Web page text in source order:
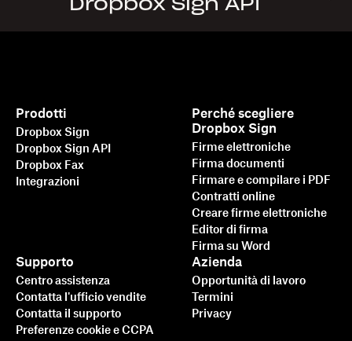
Dropbox Sign API
Prodotti
Dropbox Sign
Dropbox Sign API
Dropbox Fax
Integrazioni
Perché scegliere
Dropbox Sign
Firme elettroniche
Firma documenti
Firmare e compilare i PDF
Contratti online
Creare firme elettroniche
Editor di firma
Firma su Word
Supporto
Centro assistenza
Contatta l'ufficio vendite
Contatta il supporto
Preferenze cookie e CCPA
Azienda
Opportunità di lavoro
Termini
Privacy